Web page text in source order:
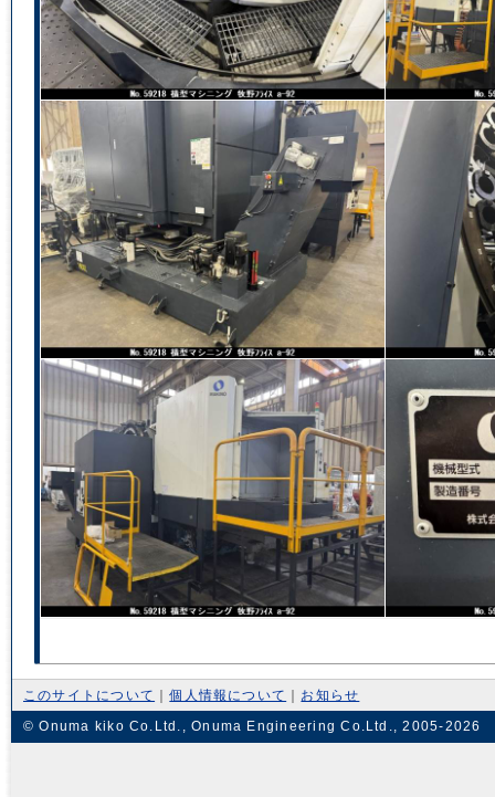
このサイトについて ｜個人情報について ｜ お知らせ
© Onuma kiko Co.Ltd., Onuma Engineering Co.Ltd., 2005-2026